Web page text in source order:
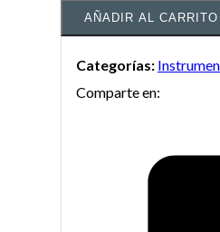
AÑADIR AL CARRITO
Categorías:
Comparte en: